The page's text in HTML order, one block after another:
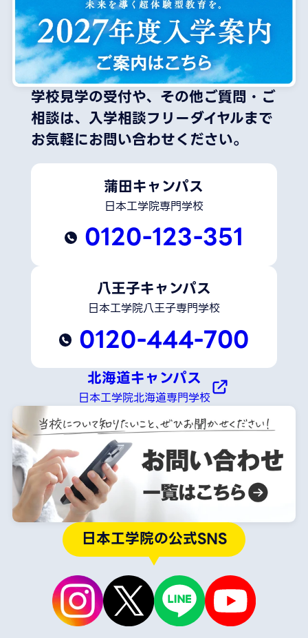
学校見学の受付や、その他ご質問・ご
相談は、 入学相談フリーダイヤルまで
お気軽にお問い合わせください。
蒲田キャンパス
日本工学院専門学校
0120-123-351
八王子キャンパス
日本工学院八王子専門学校
0120-444-700
北海道キャンパス
日本工学院北海道専門学校
日本工学院の公式SNS